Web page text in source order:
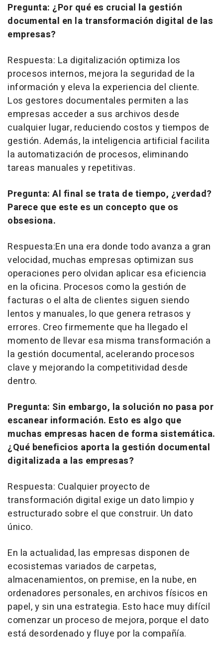
Pregunta: ¿Por qué es crucial la gestión
documental en la transformación digital de las
empresas?
Respuesta: La digitalización optimiza los
procesos internos, mejora la seguridad de la
información y eleva la experiencia del cliente.
Los gestores documentales permiten a las
empresas acceder a sus archivos desde
cualquier lugar, reduciendo costos y tiempos de
gestión. Además, la inteligencia artificial facilita
la automatización de procesos, eliminando
tareas manuales y repetitivas.
Pregunta: Al final se trata de tiempo, ¿verdad?
Parece que este es un concepto que os
obsesiona.
Respuesta:En una era donde todo avanza a gran
velocidad, muchas empresas optimizan sus
operaciones pero olvidan aplicar esa eficiencia
en la oficina. Procesos como la gestión de
facturas o el alta de clientes siguen siendo
lentos y manuales, lo que genera retrasos y
errores. Creo firmemente que ha llegado el
momento de llevar esa misma transformación a
la gestión documental, acelerando procesos
clave y mejorando la competitividad desde
dentro.
Pregunta: Sin embargo, la solución no pasa por
escanear información. Esto es algo que
muchas empresas hacen de forma sistemática.
¿Qué beneficios aporta la gestión documental
digitalizada a las empresas?
Respuesta: Cualquier proyecto de
transformación digital exige un dato limpio y
estructurado sobre el que construir. Un dato
único.
En la actualidad, las empresas disponen de
ecosistemas variados de carpetas,
almacenamientos, on premise, en la nube, en
ordenadores personales, en archivos físicos en
papel, y sin una estrategia. Esto hace muy difícil
comenzar un proceso de mejora, porque el dato
está desordenado y fluye por la compañía.